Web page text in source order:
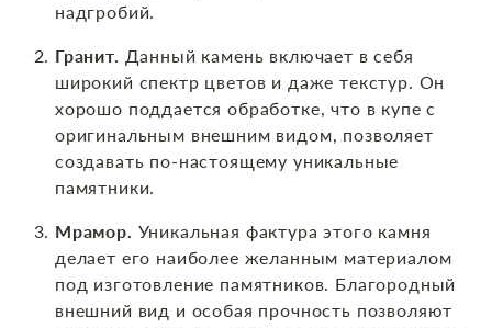
надгробий.
Гранит. Данный камень включает в себя
широкий спектр цветов и даже текстур. Он
хорошо поддается обработке, что в купе с
оригинальным внешним видом, позволяет
создавать по-настоящему уникальные
памятники.
Мрамор. Уникальная фактура этого камня
делает его наиболее желанным материалом
под изготовление памятников. Благородный
внешний вид и особая прочность позволяют